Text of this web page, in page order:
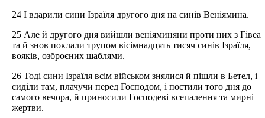
24 І вдарили сини Ізраїля другого дня на синів Веніямина.
25 Але й другого дня вийшли веніяминяни проти них з Гівеа
та й знов поклали трупом вісімнадцять тисяч синів Ізраїля,
вояків, озброєних шаблями.
26 Тоді сини Ізраїля всім військом знялися й пішли в Бетел, і
сиділи там, плачучи перед Господом, і постили того дня до
самого вечора, й приносили Господеві всепалення та мирні
жертви.